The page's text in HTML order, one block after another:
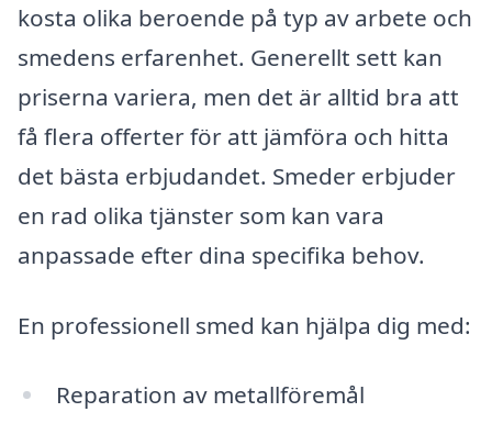
kosta olika beroende på typ av arbete och
smedens erfarenhet. Generellt sett kan
priserna variera, men det är alltid bra att
få flera offerter för att jämföra och hitta
det bästa erbjudandet. Smeder erbjuder
en rad olika tjänster som kan vara
anpassade efter dina specifika behov.
En professionell smed kan hjälpa dig med:
Reparation av metallföremål